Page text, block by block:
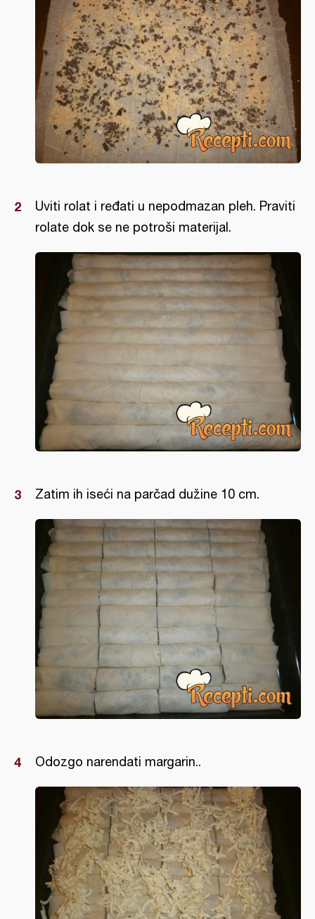
Uviti rolat i ređati u nepodmazan pleh. Praviti
rolate dok se ne potroši materijal.
Zatim ih iseći na parčad dužine 10 cm.
Odozgo narendati margarin..